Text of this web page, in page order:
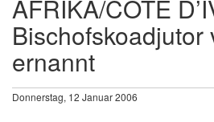
AFRIKA/COTE
Bischofskoadjutor
ernannt
Donnerstag, 12 Januar 2006